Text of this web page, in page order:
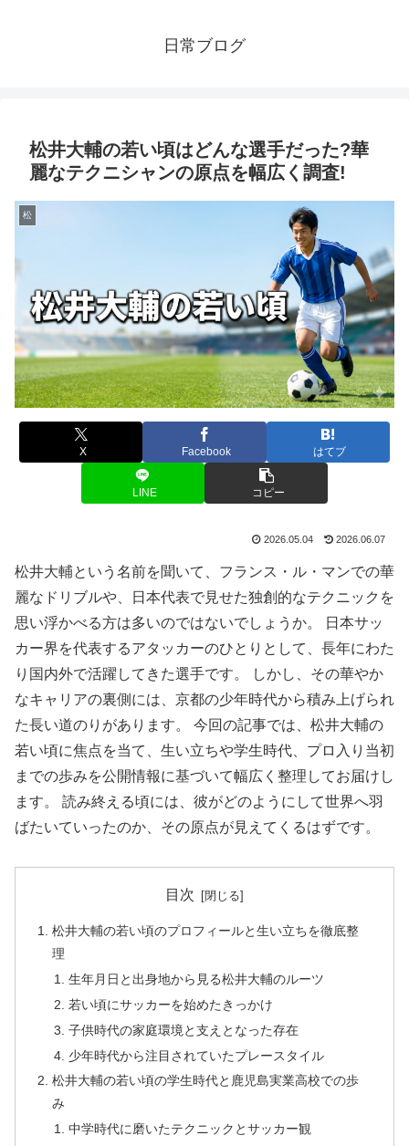
日常ブログ
松井大輔の若い頃はどんな選手だった?華
麗なテクニシャンの原点を幅広く調査!
松
X Facebook はてブ
LINE コピー
2026.05.04 2026.06.07
松井大輔という名前を聞いて、フランス・ル・マンでの華
麗なドリブルや、日本代表で見せた独創的なテクニックを
思い浮かべる方は多いのではないでしょうか。 日本サッ
カー界を代表するアタッカーのひとりとして、長年にわた
り国内外で活躍してきた選手です。 しかし、その華やか
なキャリアの裏側には、京都の少年時代から積み上げられ
た長い道のりがあります。 今回の記事では、松井大輔の
若い頃に焦点を当て、生い立ちや学生時代、プロ入り当初
までの歩みを公開情報に基づいて幅広く整理してお届けし
ます。 読み終える頃には、彼がどのようにして世界へ羽
ばたいていったのか、その原点が見えてくるはずです。
目次
松井大輔の若い頃のプロフィールと生い立ちを徹底整
理
生年月日と出身地から見る松井大輔のルーツ
若い頃にサッカーを始めたきっかけ
子供時代の家庭環境と支えとなった存在
少年時代から注目されていたプレースタイル
松井大輔の若い頃の学生時代と鹿児島実業高校での歩
み
中学時代に磨いたテクニックとサッカー観